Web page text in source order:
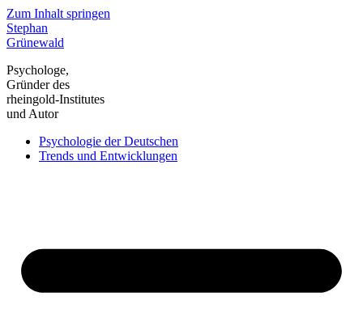
Zum Inhalt springen
Stephan
Grünewald
Psychologe,
Gründer des
rheingold-Institutes
und Autor
Psychologie der Deutschen
Trends und Entwicklungen